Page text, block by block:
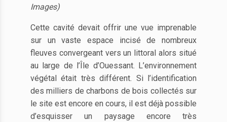
Images)
Cette cavité devait offrir une vue imprenable
sur un vaste espace incisé de nombreux
fleuves convergeant vers un littoral alors situé
au large de l’Île d’Ouessant. L’environnement
végétal était très différent. Si l’identification
des milliers de charbons de bois collectés sur
le site est encore en cours, il est déjà possible
d’esquisser un paysage encore très